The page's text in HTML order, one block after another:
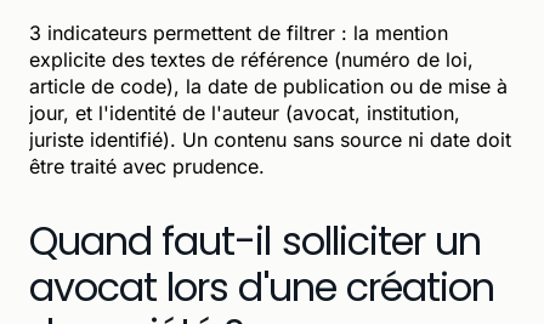
3 indicateurs permettent de filtrer : la mention
explicite des textes de référence (numéro de loi,
article de code), la date de publication ou de mise à
jour, et l'identité de l'auteur (avocat, institution,
juriste identifié). Un contenu sans source ni date doit
être traité avec prudence.
Quand faut-il solliciter un
avocat lors d'une création